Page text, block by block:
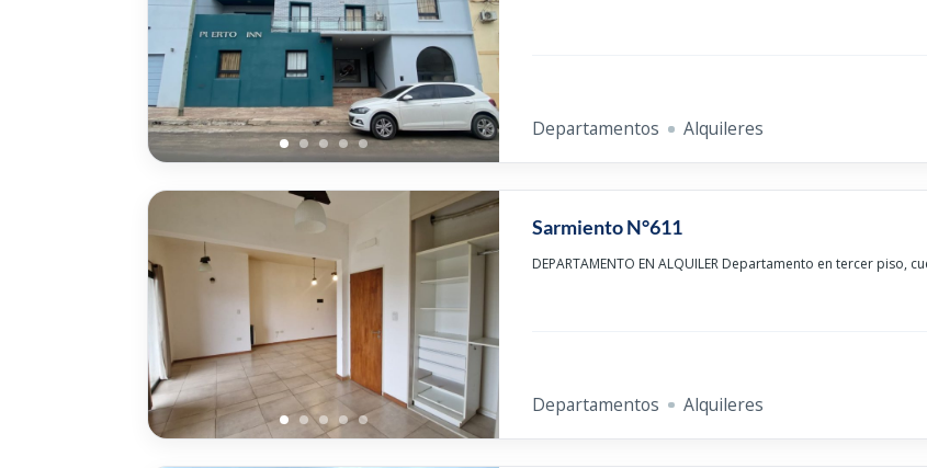
Departamentos Alquileres
Sarmiento N°611
DEPARTAMENTO EN ALQUILER Departamento en tercer piso,
Departamentos Alquileres